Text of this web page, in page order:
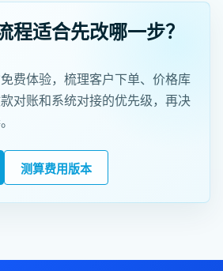
程适合先改哪一步？
费体验，梳理客户下单、价格库
对账和系统对接的优先级，再决
测算费用版本